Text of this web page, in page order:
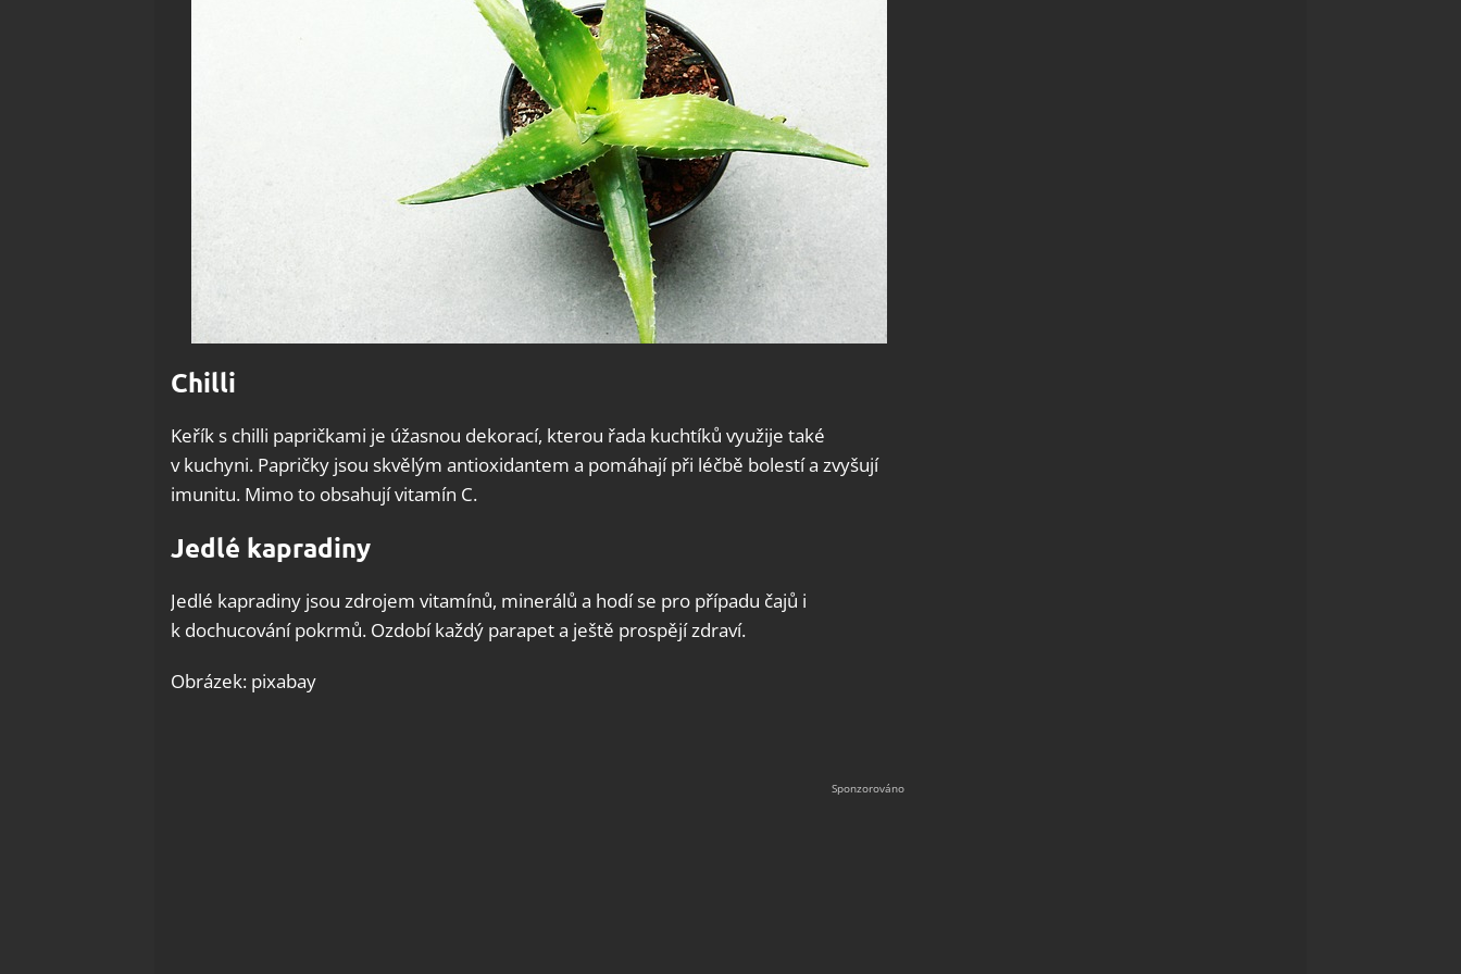
Chilli
Keřík s chilli papričkami je úžasnou dekorací, kterou řada kuchtíků využije také
v kuchyni. Papričky jsou skvělým antioxidantem a pomáhají při léčbě bolestí a zvyšují
imunitu. Mimo to obsahují vitamín C.
Jedlé kapradiny
Jedlé kapradiny jsou zdrojem vitamínů, minerálů a hodí se pro případu čajů i
k dochucování pokrmů. Ozdobí každý parapet a ještě prospějí zdraví.
Obrázek: pixabay